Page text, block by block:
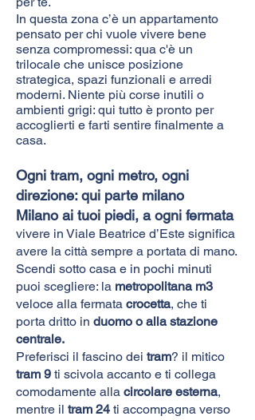
In questa zona c’è un appartamento
pensato per chi vuole vivere bene
senza compromessi: qua c'è un
trilocale che unisce posizione
strategica, spazi funzionali e arredi
moderni. Niente più corse inutili o
ambienti grigi: qui tutto è pronto per
accoglierti e farti sentire finalmente a
casa.
Ogni tram, ogni metro, ogni
direzione: qui parte milano
Milano ai tuoi piedi, a ogni fermata
vivere in Viale Beatrice d’Este significa
avere la città sempre a portata di mano.
Scendi sotto casa e in pochi minuti
puoi scegliere: la metropolitana m3
veloce alla fermata crocetta, che ti
porta dritto in duomo o alla stazione
centrale.
Preferisci il fascino dei tram? il mitico
tram 9 ti scivola accanto e ti collega
comodamente alla circolare esterna,
mentre il tram 24 ti accompagna verso